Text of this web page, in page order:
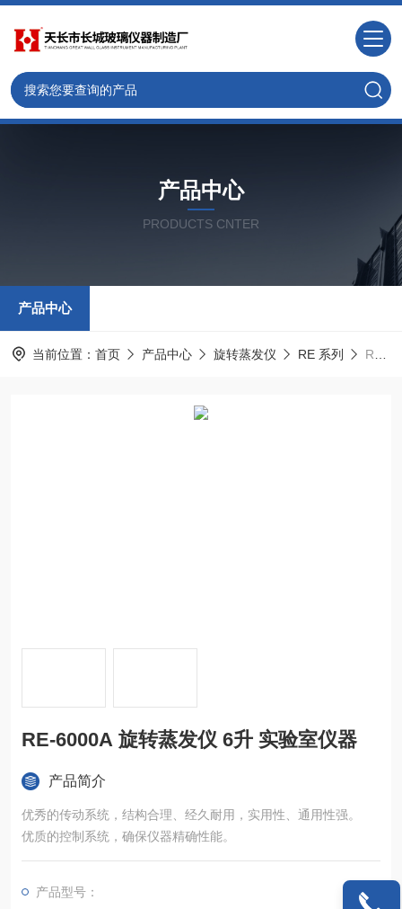
产品中心
PRODUCTS CNTER
产品中心
当前位置： 首页 产品中心 旋转蒸发仪 RE 系列 RE-6000A 旋转蒸发仪 6升 实验室仪器
RE-6000A 旋转蒸发仪 6升 实验室仪器
产品简介
优秀的传动系统，结构合理、经久耐用，实用性、通用性强。
优质的控制系统，确保仪器精确性能。
产品型号：